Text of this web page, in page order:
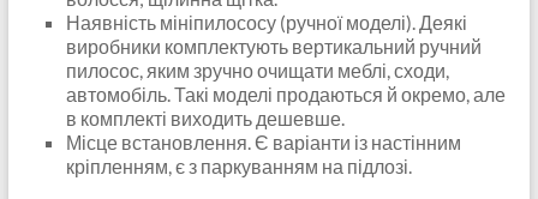
Наявність мініпилососу (ручної моделі). Деякі
виробники комплектують вертикальний ручний
пилосос, яким зручно очищати меблі, сходи,
автомобіль. Такі моделі продаються й окремо, але
в комплекті виходить дешевше.
Місце встановлення. Є варіанти із настінним
кріпленням, є з паркуванням на підлозі.